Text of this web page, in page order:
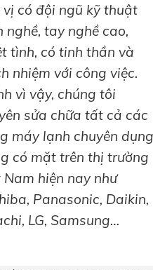
vị có đội ngũ kỹ thuật
nghề, tay nghề cao,
tình, có tinh thần và
nhiệm với công việc.
vì vậy, chúng tôi
sửa chữa tất cả các
máy lạnh chuyên dụng
có mặt trên thị trường
Nam hiện nay như
Panasonic, Daikin,
LG, Samsung…